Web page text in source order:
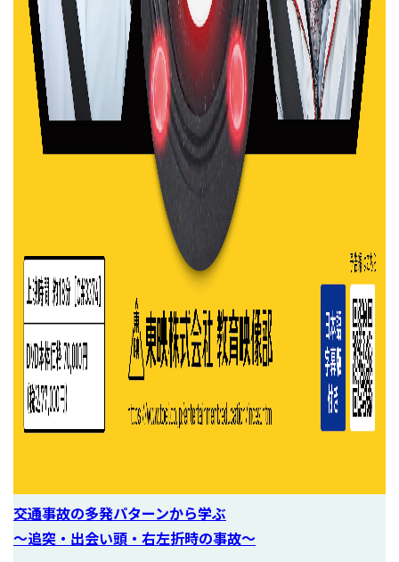
交通事故の多発パターンから学ぶ
～追突・出会い頭・右左折時の事故～